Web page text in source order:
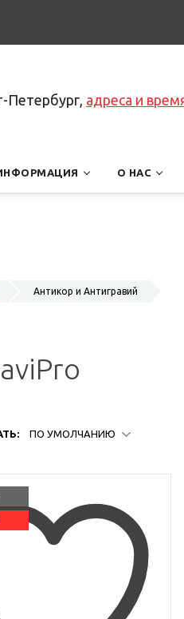
Петербург, адреса и
О НАС
Антикор и Антигравий
ПО УМОЛЧАНИЮ